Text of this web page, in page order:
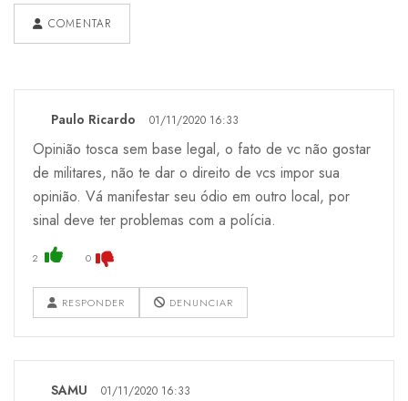
COMENTAR
Paulo Ricardo 01/11/2020 16:33
Opinião tosca sem base legal, o fato de vc não gostar
de militares, não te dar o direito de vcs impor sua
opinião. Vá manifestar seu ódio em outro local, por
sinal deve ter problemas com a polícia.
2 0
RESPONDER DENUNCIAR
SAMU 01/11/2020 16:33